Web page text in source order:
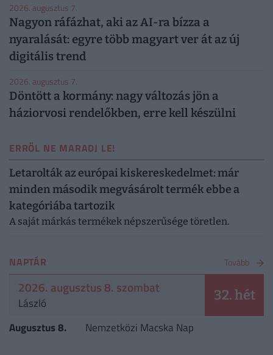
2026. augusztus 7.
Nagyon ráfázhat, aki az AI-ra bízza a
nyaralását: egyre több magyart ver át az új
digitális trend
2026. augusztus 7.
Döntött a kormány: nagy változás jön a
háziorvosi rendelőkben, erre kell készülni
ERRŐL NE MARADJ LE!
Letarolták az európai kiskereskedelmet: már
minden második megvásárolt termék ebbe a
kategóriába tartozik
A saját márkás termékek népszerűsége töretlen.
NAPTÁR Tovább
2026. augusztus 8. szombat
László 32. hét
Augusztus 8. Nemzetközi Macska Nap